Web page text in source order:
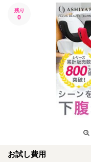
残り
0
お試し費用